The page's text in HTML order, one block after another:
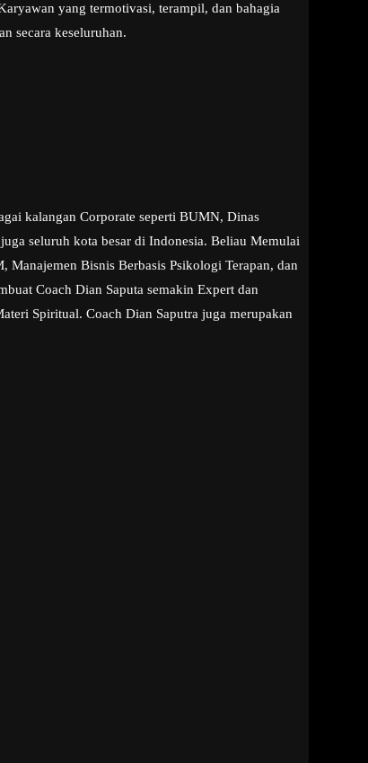
yang termotivasi, terampil, dan bahagia
secara keseluruhan.
kalangan Corporate seperti BUMN, Dinas
seluruh kota besar di Indonesia. Beliau Memulai
Bisnis Berbasis Psikologi Terapan, dan
Coach Dian Saputa semakin Expert dan
Spiritual. Coach Dian Saputra juga merupakan